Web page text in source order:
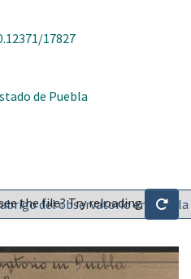
17827
de Puebla
the file? Try reloading